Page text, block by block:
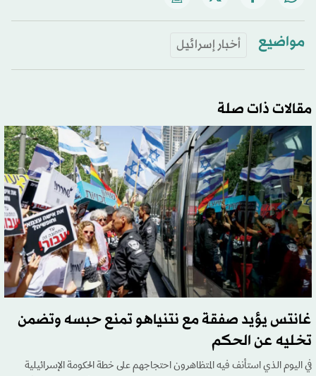
مواضيع أخبار إسرائيل
مقالات ذات صلة
غانتس يؤيد صفقة مع نتنياهو تمنع حبسه وتضمن
تخليه عن الحكم
في اليوم الذي استأنف فيه المتظاهرون احتجاجهم على خطة الحكومة الإسرائيلية